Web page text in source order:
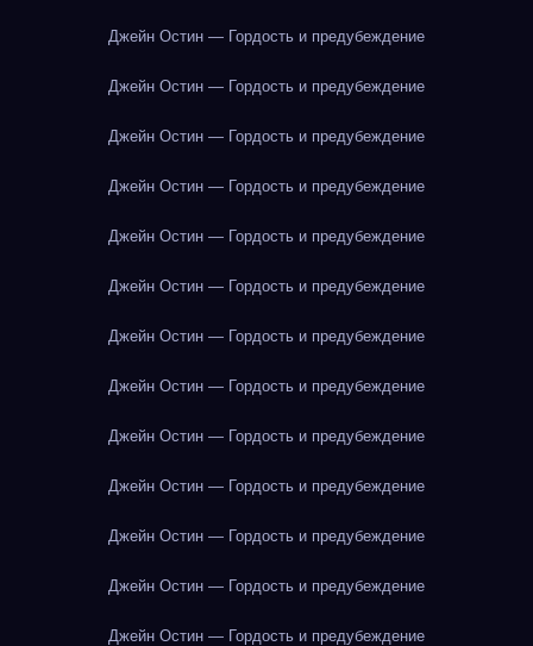
Джейн Остин — Гордость и предубеждение
Джейн Остин — Гордость и предубеждение
Джейн Остин — Гордость и предубеждение
Джейн Остин — Гордость и предубеждение
Джейн Остин — Гордость и предубеждение
Джейн Остин — Гордость и предубеждение
Джейн Остин — Гордость и предубеждение
Джейн Остин — Гордость и предубеждение
Джейн Остин — Гордость и предубеждение
Джейн Остин — Гордость и предубеждение
Джейн Остин — Гордость и предубеждение
Джейн Остин — Гордость и предубеждение
Джейн Остин — Гордость и предубеждение